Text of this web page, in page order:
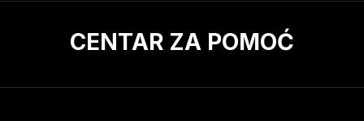
CENTAR ZA POMOĆ